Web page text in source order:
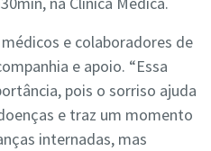
e colaboradores de
e apoio. “Essa
pois o sorriso ajuda
e traz um momento
internadas, mas